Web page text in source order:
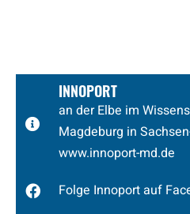
INNOPORT
an der Elbe im
Magdeburg in
www.innoport-md.de
Folge Innoport auf